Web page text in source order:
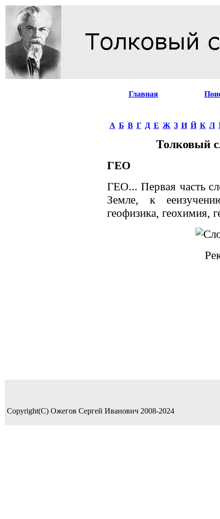
Главная
А Б В Г Д Е Ж З И Й К Л
Толковый
ГЕО
ГЕО... Первая часть
Земле, к
геофизика, геохимия,
Copyright(C) Ожегов Сергей Иванович 2008-2024